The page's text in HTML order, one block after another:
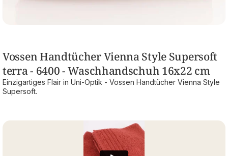
Vossen Handtücher Vienna Style Supersoft
terra - 6400 - Waschhandschuh 16x22 cm
Einzigartiges Flair in Uni-Optik - Vossen Handtücher Vienna Style
Supersoft.